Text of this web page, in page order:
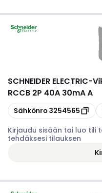
SCHNEIDER ELECTRIC-
RCCB 2P 40A 30mA A
Kopioi
Sähkönro 3254565
Kirjaudu sisään tai luo tili
tehdäksesi tilauksen